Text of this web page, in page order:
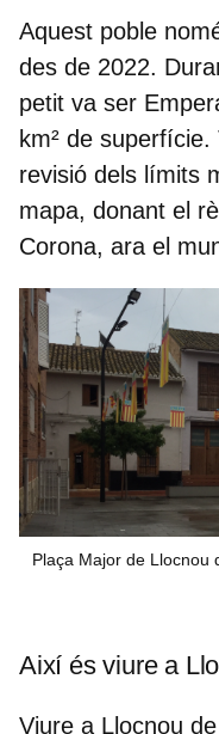
Aquest poble
des de 2022.
petit va ser
km² de
revisió dels límits
mapa, donant el
Corona, ara el
Plaça Major de Llocnou
Així és viure a
Viure a Llocnou